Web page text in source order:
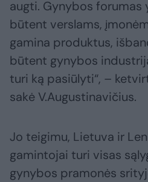
augti. Gynybos forumas
būtent verslams,
gamina produktus,
būtent gynybos
turi ką pasiūlyti“, –
sakė V.Augustinavičius.
Jo teigimu, Lietuva ir
gamintojai turi visas
gynybos pramonės